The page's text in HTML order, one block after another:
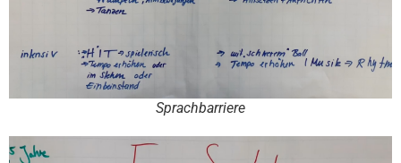
Sprachbarriere